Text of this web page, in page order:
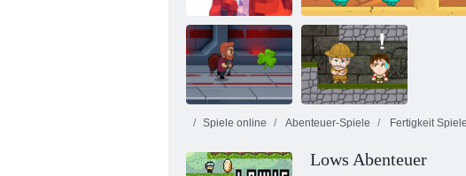
Winzige Bagger
Kogama:
Weihnachtsparkour
Jetpack Meister Inca Abenteuer
Spiele online Abenteuer-Spiele Fertigkeit Spiele
Lows Abenteuer